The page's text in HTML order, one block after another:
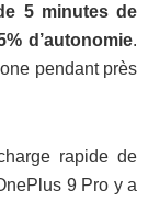
5 minutes de
d’autonomie.
pendant près
rapide de
9 Pro y a